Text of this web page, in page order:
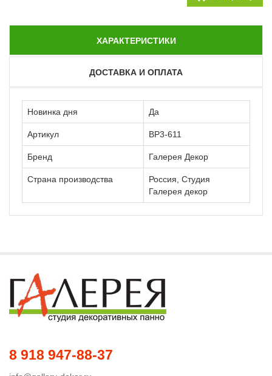
ХАРАКТЕРИСТИКИ
ДОСТАВКА И ОПЛАТА
Новинка дня Да
Артикул ВР3-611
Бренд Галерея Декор
Страна производства
Россия, Студия
Галерея декор
8 918 947-88-37